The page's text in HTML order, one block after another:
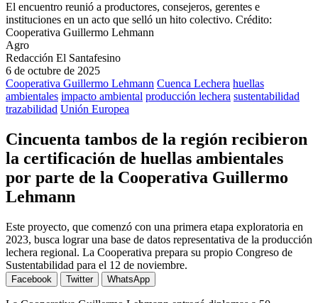
El encuentro reunió a productores, consejeros, gerentes e
instituciones en un acto que selló un hito colectivo. Crédito:
Cooperativa Guillermo Lehmann
Agro
Redacción El Santafesino
6 de octubre de 2025
Cooperativa Guillermo Lehmann Cuenca Lechera huellas
ambientales impacto ambiental producción lechera sustentabilidad
trazabilidad Unión Europea
Cincuenta tambos de la región recibieron
la certificación de huellas ambientales
por parte de la Cooperativa Guillermo
Lehmann
Este proyecto, que comenzó con una primera etapa exploratoria en
2023, busca lograr una base de datos representativa de la producción
lechera regional. La Cooperativa prepara su propio Congreso de
Sustentabilidad para el 12 de noviembre.
Facebook Twitter WhatsApp